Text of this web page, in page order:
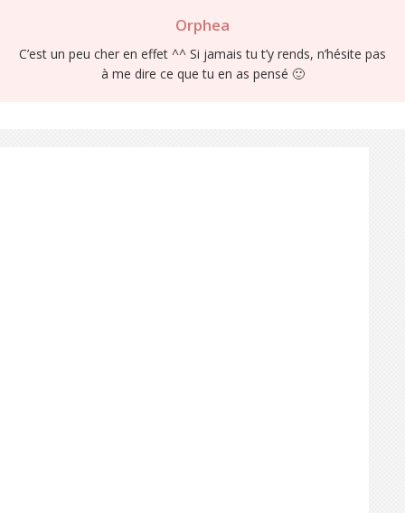
Orphea
C’est un peu cher en effet ^^ Si jamais tu t’y rends, n’hésite pas
à me dire ce que tu en as pensé 🙂